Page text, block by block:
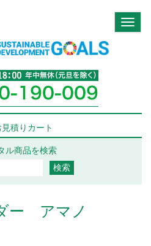
見積りカート
ル商品を検索
ー アマノ